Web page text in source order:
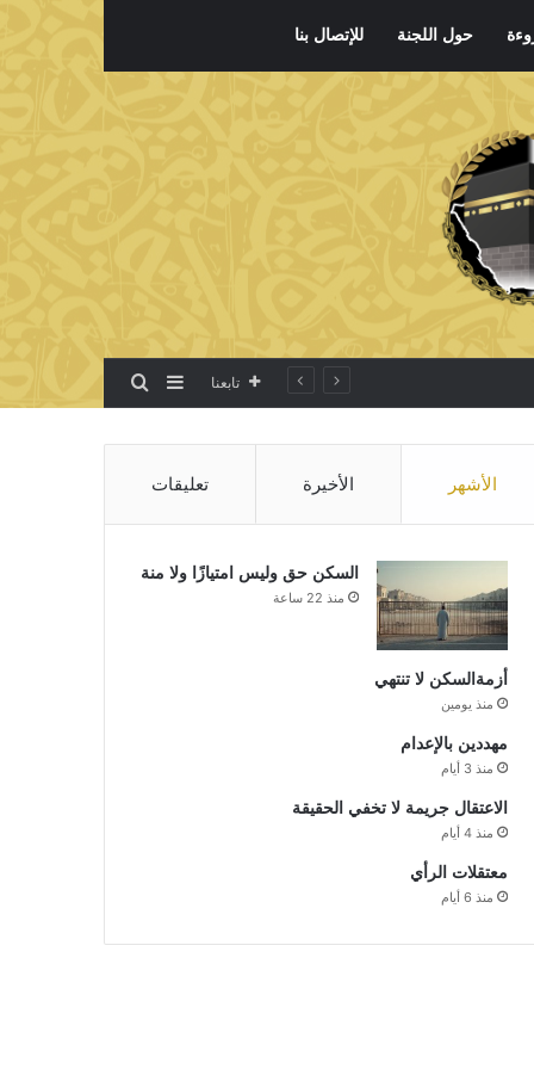
حول اللجنة للإتصال بنا
تابعنا إضافة عمود جانبي
بحث عن
الأشهر الأخيرة تعليقات
السكن حق وليس امتيازًا ولا منة
منذ 22 ساعة
أزمةالسكن لا تنتهي
منذ يومين
مهددين بالإعدام
منذ 3 أيام
الاعتقال جريمة لا تخفي الحقيقة
منذ 4 أيام
معتقلات الرأي
منذ 6 أيام